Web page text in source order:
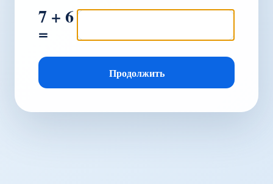
7 + 6
=
Продолжить